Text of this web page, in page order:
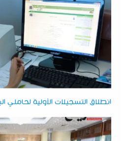
انطلاق التسجيلات الأولية لحاملي